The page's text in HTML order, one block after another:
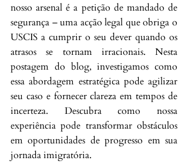
nosso arsenal é a petição de mandado de
segurança – uma acção legal que obriga o
USCIS a cumprir o seu dever quando os
atrasos se tornam irracionais. Nesta
postagem do blog, investigamos como
essa abordagem estratégica pode agilizar
seu caso e fornecer clareza em tempos de
incerteza. Descubra como nossa
experiência pode transformar obstáculos
em oportunidades de progresso em sua
jornada imigratória.